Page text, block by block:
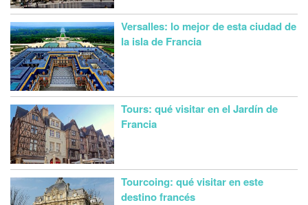
Versalles: lo mejor de esta ciudad de
la isla de Francia
Tours: qué visitar en el Jardín de
Francia
Tourcoing: qué visitar en este
destino francés